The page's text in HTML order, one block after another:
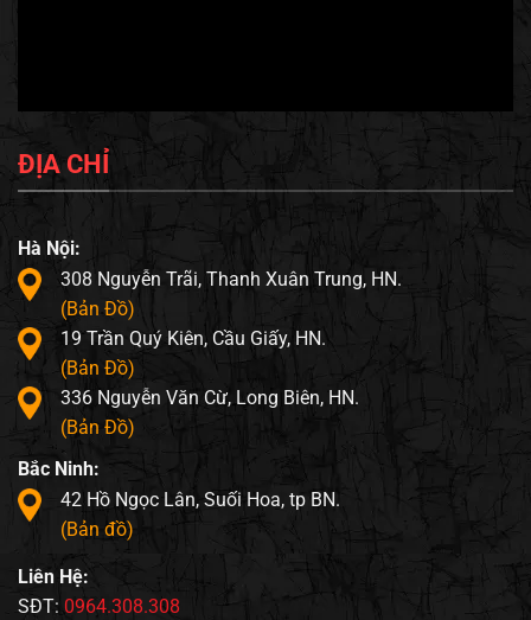
ĐỊA CHỈ
Hà Nội:
308 Nguyễn Trãi, Thanh Xuân Trung, HN.
(Bản Đồ)
19 Trần Quý Kiên, Cầu Giấy, HN.
(Bản Đồ)
336 Nguyễn Văn Cừ, Long Biên, HN.
(Bản Đồ)
Bắc Ninh:
42 Hồ Ngọc Lân, Suối Hoa, tp BN.
(Bản đồ)
Liên Hệ:
SĐT: 0964.308.308